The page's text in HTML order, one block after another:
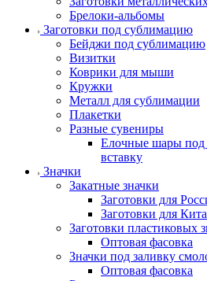
Брелоки-альбомы
Заготовки под сублимацию
Бейджи под сублимацию
Визитки
Коврики для мыши
Кружки
Металл для сублимации
Плакетки
Разные сувениры
Елочные шары под
вставку
Значки
Закатные значки
Заготовки для
Заготовки для
Заготовки пластиковых
Оптовая фасовка
Значки под заливку
Оптовая фасовка